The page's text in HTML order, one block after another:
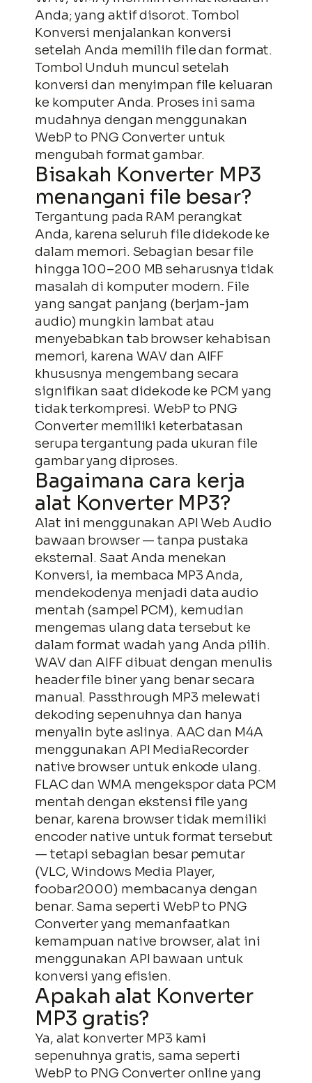
Anda; yang aktif disorot. Tombol
Konversi menjalankan konversi
setelah Anda memilih file dan format.
Tombol Unduh muncul setelah
konversi dan menyimpan file keluaran
ke komputer Anda. Proses ini sama
mudahnya dengan menggunakan
WebP to PNG Converter untuk
mengubah format gambar.
Bisakah Konverter MP3
menangani file besar?
Tergantung pada RAM perangkat
Anda, karena seluruh file didekode ke
dalam memori. Sebagian besar file
hingga 100–200 MB seharusnya tidak
masalah di komputer modern. File
yang sangat panjang (berjam-jam
audio) mungkin lambat atau
menyebabkan tab browser kehabisan
memori, karena WAV dan AIFF
khususnya mengembang secara
signifikan saat didekode ke PCM yang
tidak terkompresi. WebP to PNG
Converter memiliki keterbatasan
serupa tergantung pada ukuran file
gambar yang diproses.
Bagaimana cara kerja
alat Konverter MP3?
Alat ini menggunakan API Web Audio
bawaan browser — tanpa pustaka
eksternal. Saat Anda menekan
Konversi, ia membaca MP3 Anda,
mendekodenya menjadi data audio
mentah (sampel PCM), kemudian
mengemas ulang data tersebut ke
dalam format wadah yang Anda pilih.
WAV dan AIFF dibuat dengan menulis
header file biner yang benar secara
manual. Passthrough MP3 melewati
dekoding sepenuhnya dan hanya
menyalin byte aslinya. AAC dan M4A
menggunakan API MediaRecorder
native browser untuk enkode ulang.
FLAC dan WMA mengekspor data PCM
mentah dengan ekstensi file yang
benar, karena browser tidak memiliki
encoder native untuk format tersebut
— tetapi sebagian besar pemutar
(VLC, Windows Media Player,
foobar2000) membacanya dengan
benar. Sama seperti WebP to PNG
Converter yang memanfaatkan
kemampuan native browser, alat ini
menggunakan API bawaan untuk
konversi yang efisien.
Apakah alat Konverter
MP3 gratis?
Ya, alat konverter MP3 kami
sepenuhnya gratis, sama seperti
WebP to PNG Converter online yang